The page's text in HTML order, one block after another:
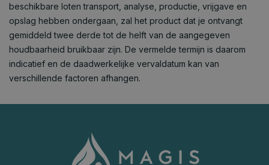
beschikbare loten transport, analyse, productie, vrijgave en
opslag hebben ondergaan, zal het product dat je ontvangt
gemiddeld twee derde tot de helft van de aangegeven
houdbaarheid bruikbaar zijn. De vermelde termijn is daarom
indicatief en de daadwerkelijke vervaldatum kan van
verschillende factoren afhangen.